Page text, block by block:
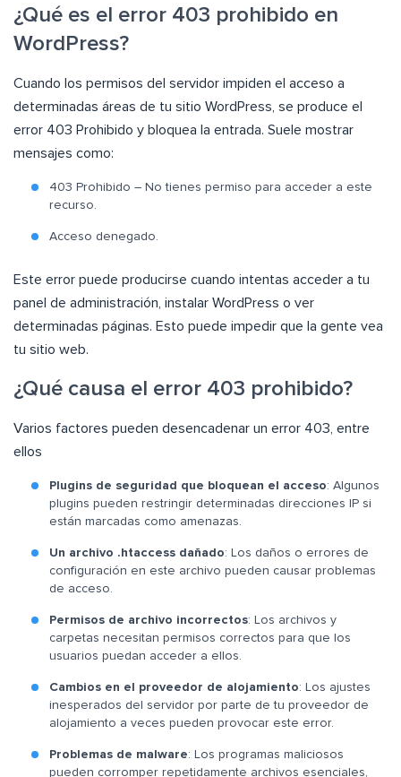
¿Qué es el error 403 prohibido en
WordPress?
Cuando los permisos del servidor impiden el acceso a
determinadas áreas de tu sitio WordPress, se produce el
error 403 Prohibido y bloquea la entrada. Suele mostrar
mensajes como:
403 Prohibido – No tienes permiso para acceder a este
recurso.
Acceso denegado.
Este error puede producirse cuando intentas acceder a tu
panel de administración, instalar WordPress o ver
determinadas páginas. Esto puede impedir que la gente vea
tu sitio web.
¿Qué causa el error 403 prohibido?
Varios factores pueden desencadenar un error 403, entre
ellos
Plugins de seguridad que bloquean el acceso: Algunos
plugins pueden restringir determinadas direcciones IP si
están marcadas como amenazas.
Un archivo .htaccess dañado: Los daños o errores de
configuración en este archivo pueden causar problemas
de acceso.
Permisos de archivo incorrectos: Los archivos y
carpetas necesitan permisos correctos para que los
usuarios puedan acceder a ellos.
Cambios en el proveedor de alojamiento: Los ajustes
inesperados del servidor por parte de tu proveedor de
alojamiento a veces pueden provocar este error.
Problemas de malware: Los programas maliciosos
pueden corromper repetidamente archivos esenciales,